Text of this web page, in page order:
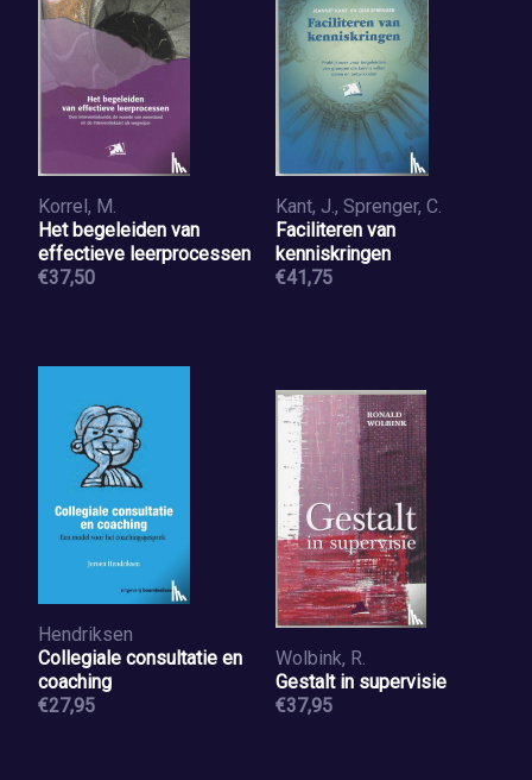
Korrel, M.
Het begeleiden van
effectieve leerprocessen
€37,50
Kant, J., Sprenger, C.
Faciliteren van
kenniskringen
€41,75
Hendriksen
Collegiale consultatie en
coaching
€27,95
Wolbink, R.
Gestalt in supervisie
€37,95